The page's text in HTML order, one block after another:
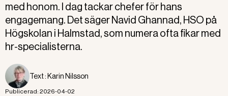
med honom. I dag tackar chefer för hans
engagemang. Det säger Navid Ghannad, HSO på
Högskolan i Halmstad, som numera ofta fikar med
hr-specialisterna.
Text : Karin Nilsson
Publicerad: 2026-04-02